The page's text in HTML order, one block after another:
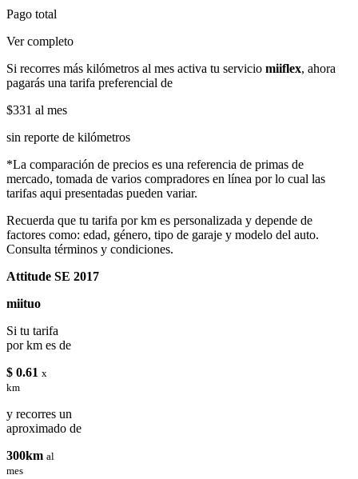
Pago total
Ver completo
Si recorres más kilómetros al mes activa tu servicio miiflex, ahora
pagarás una tarifa preferencial de
$331 al mes
sin reporte de kilómetros
*La comparación de precios es una referencia de primas de
mercado, tomada de varios compradores en línea por lo cual las
tarifas aqui presentadas pueden variar.
Recuerda que tu tarifa por km es personalizada y depende de
factores como: edad, género, tipo de garaje y modelo del auto.
Consulta términos y condiciones.
Attitude SE 2017
miituo
Si tu tarifa
por km es de
$ 0.61 x
km
y recorres un
aproximado de
300km al
mes